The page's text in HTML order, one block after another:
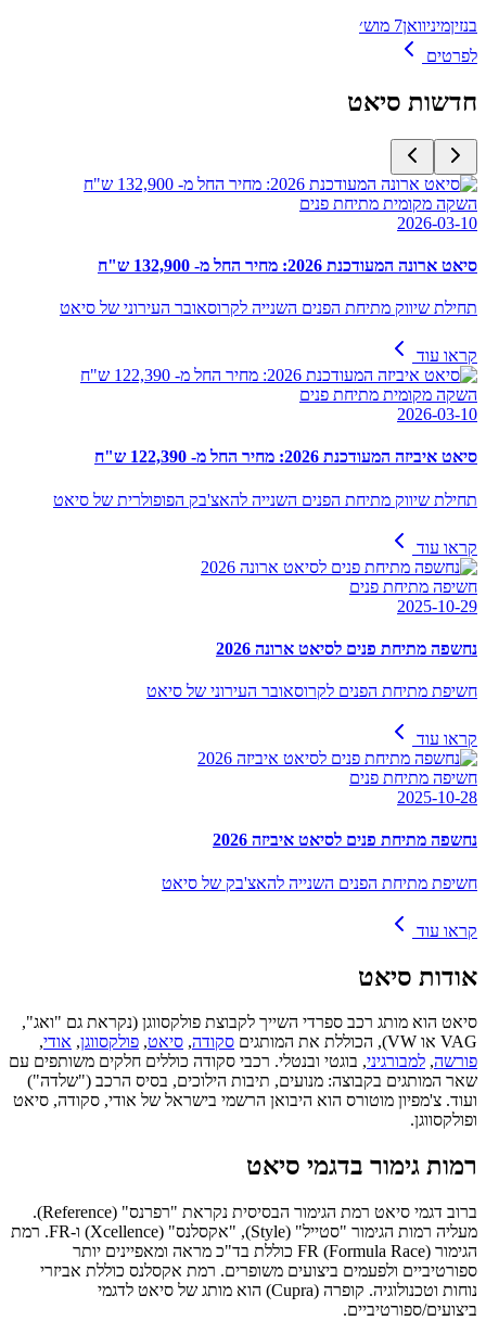
בנזיןמיניוואן7 מוש׳
לפרטים
חדשות סיאט
השקה מקומית מתיחת פנים
2026-03-10
סיאט ארונה המעודכנת 2026: מחיר החל מ- 132,900 ש"ח
תחילת שיווק מתיחת הפנים השנייה לקרוסאובר העירוני של סיאט
קראו עוד
השקה מקומית מתיחת פנים
2026-03-10
סיאט איביזה המעודכנת 2026: מחיר החל מ- 122,390 ש"ח
תחילת שיווק מתיחת הפנים השנייה להאצ'בק הפופולרית של סיאט
קראו עוד
חשיפה מתיחת פנים
2025-10-29
נחשפה מתיחת פנים לסיאט ארונה 2026
חשיפת מתיחת הפנים לקרוסאובר העירוני של סיאט
קראו עוד
חשיפה מתיחת פנים
2025-10-28
נחשפה מתיחת פנים לסיאט איביזה 2026
חשיפת מתיחת הפנים השנייה להאצ'בק של סיאט
קראו עוד
אודות סיאט
סיאט הוא מותג רכב ספרדי השייך לקבוצת פולקסווגן (נקראת גם "ואג",
VAG או VW), הכוללת את המותגים
סקודה, סיאט, פולקסווגן, אודי,
פורשה, למבורגיני, בוגטי ובנטלי. רכבי סקודה כוללים חלקים משותפים עם
שאר המותגים בקבוצה: מנועים, תיבות הילוכים, בסיס הרכב ("שלדה")
ועוד. צ'מפיון מוטורס הוא היבואן הרשמי בישראל של אודי, סקודה, סיאט
ופולקסווגן.
רמות גימור בדגמי סיאט
ברוב דגמי סיאט רמת הגימור הבסיסית נקראת "רפרנס" (Reference).
מעליה רמות הגימור "סטייל" (Style), "אקסלנס" (Xcellence) ו-FR. רמת
הגימור FR (Formula Race) כוללת בד"כ מראה ומאפיינים יותר
ספורטיביים ולפעמים ביצועים משופרים. רמת אקסלנס כוללת אביזרי
נוחות וטכנולוגיה. קופרה (Cupra) הוא מותג של סיאט לדגמי
ביצועים/ספורטיביים.